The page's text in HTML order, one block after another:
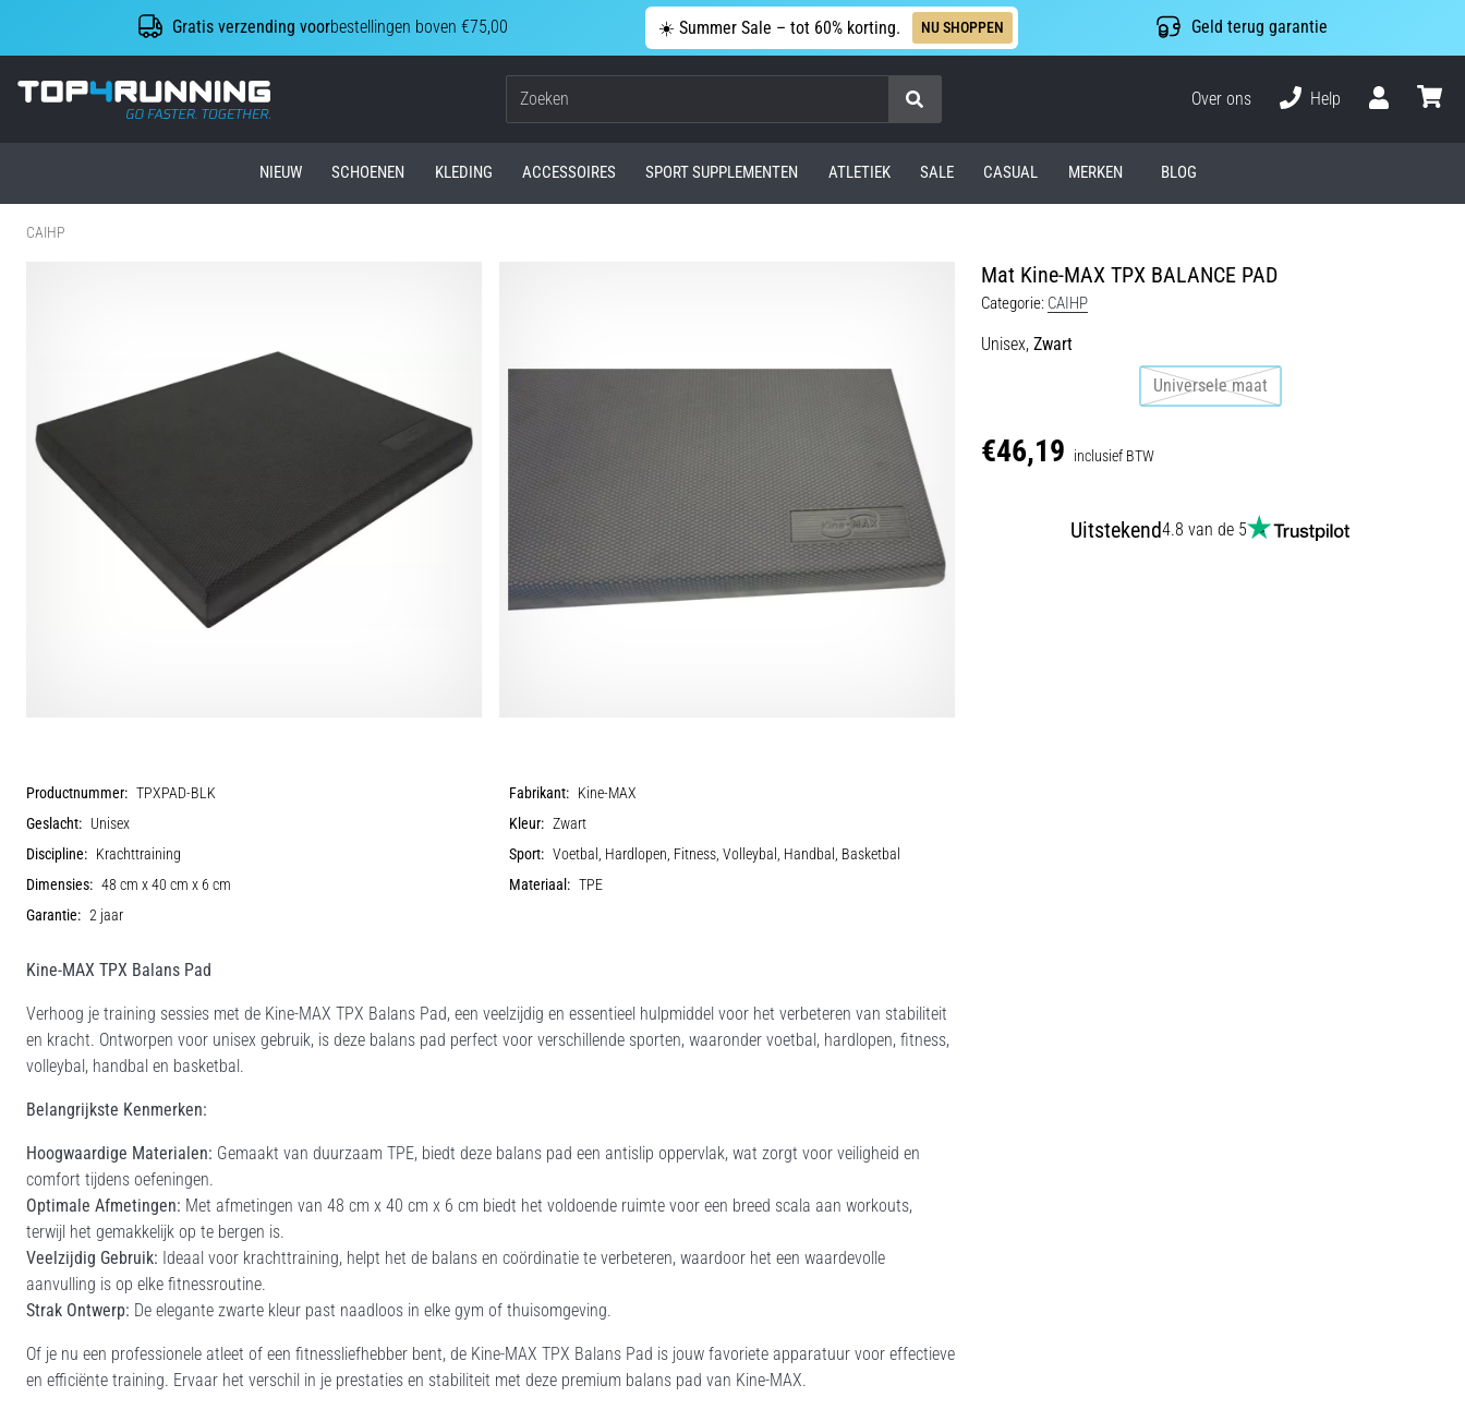
Gratis verzending voorbestellingen boven €75,00 ☀️ Summer Sale – tot 60% korting. NU SHOPPEN Geld terug garantie
Top4Running.nl
Zoeken
Over ons
Help
NIEUW SCHOENEN KLEDING ACCESSOIRES SPORT SUPPLEMENTEN ATLETIEK SALE CASUAL MERKEN BLOG
CAIHP
Mat Kine-MAX TPX BALANCE PAD
Categorie: CAIHP
Unisex, Zwart
Universele maat
€46,19 inclusief BTW
Uitstekend4.8 van de 5
Productnummer: TPXPAD-BLK Fabrikant: Kine-MAX
Geslacht: Unisex Kleur: Zwart
Discipline: Krachttraining Sport: Voetbal, Hardlopen, Fitness, Volleybal, Handbal, Basketbal
Dimensies: 48 cm x 40 cm x 6 cm Materiaal: TPE
Garantie: 2 jaar
Kine-MAX TPX Balans Pad
Verhoog je training sessies met de Kine-MAX TPX Balans Pad, een veelzijdig en essentieel hulpmiddel voor het verbeteren van stabiliteit
en kracht. Ontworpen voor unisex gebruik, is deze balans pad perfect voor verschillende sporten, waaronder voetbal, hardlopen, fitness,
volleybal, handbal en basketbal.
Belangrijkste Kenmerken:
Hoogwaardige Materialen: Gemaakt van duurzaam TPE, biedt deze balans pad een antislip oppervlak, wat zorgt voor veiligheid en
comfort tijdens oefeningen.
Optimale Afmetingen: Met afmetingen van 48 cm x 40 cm x 6 cm biedt het voldoende ruimte voor een breed scala aan workouts,
terwijl het gemakkelijk op te bergen is.
Veelzijdig Gebruik: Ideaal voor krachttraining, helpt het de balans en coördinatie te verbeteren, waardoor het een waardevolle
aanvulling is op elke fitnessroutine.
Strak Ontwerp: De elegante zwarte kleur past naadloos in elke gym of thuisomgeving.
Of je nu een professionele atleet of een fitnessliefhebber bent, de Kine-MAX TPX Balans Pad is jouw favoriete apparatuur voor effectieve
en efficiënte training. Ervaar het verschil in je prestaties en stabiliteit met deze premium balans pad van Kine-MAX.